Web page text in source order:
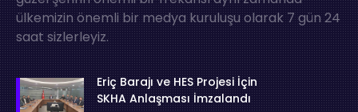
ülkemizin önemli bir medya kuruluşu olarak 7 gün 24
saat sizlerleyiz.
Eriç Barajı ve HES Projesi İçin
SKHA Anlaşması İmzalandı